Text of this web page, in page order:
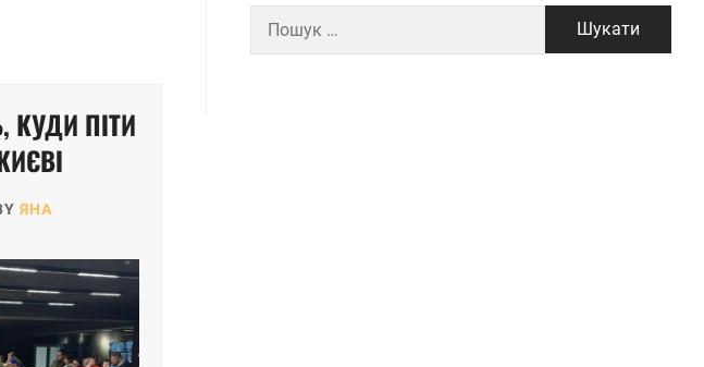
КУДИ ПІТИ
ЯНА